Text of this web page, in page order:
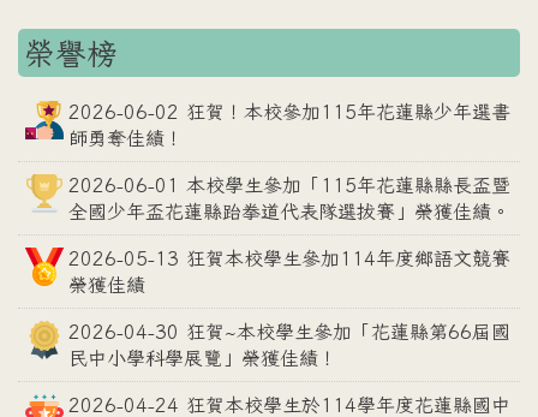
榮譽榜
2026-06-02 狂賀！本校參加115年花蓮縣少年選書
師勇奪佳績！
2026-06-01 本校學生參加「115年花蓮縣縣長盃暨
全國少年盃花蓮縣跆拳道代表隊選拔賽」榮獲佳績。
2026-05-13 狂賀本校學生參加114年度鄉語文競賽
榮獲佳績
2026-04-30 狂賀~本校學生參加「花蓮縣第66屆國
民中小學科學展覽」榮獲佳績！
2026-04-24 狂賀本校學生於114學年度花蓮縣國中